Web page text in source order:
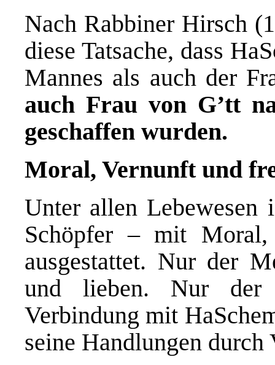
Nach Rabbiner Hirsch
diese Tatsache, dass
Mannes als auch der
auch Frau von G’tt
geschaffen wurden.
Moral, Vernunft und
Unter allen
Schöpfer – mit
ausgestattet. Nur der
und lieben. Nur der
Verbindung mit
seine Handlungen